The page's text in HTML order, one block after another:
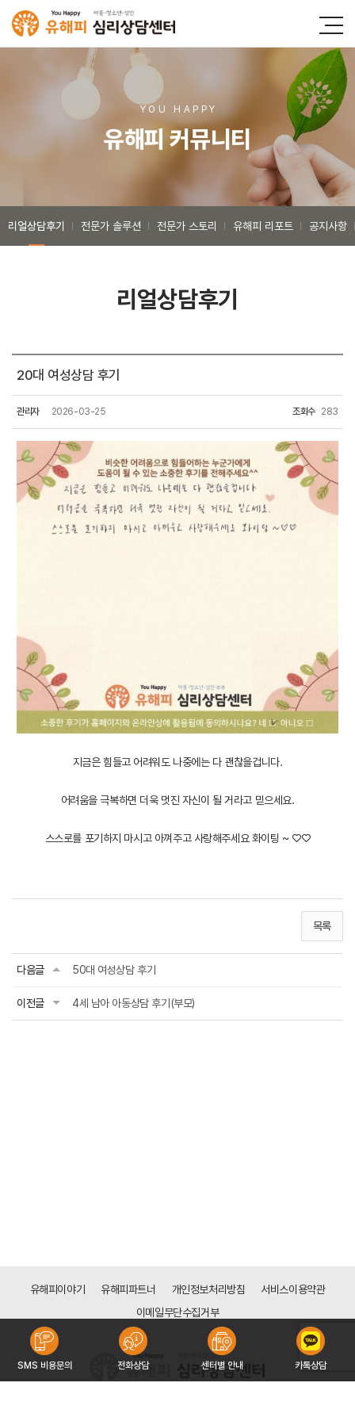
YOU HAPPY
유해피 커뮤니티
리얼상담후기 전문가 솔루션 전문가 스토리 유해피 리포트 공지사항
리얼상담후기
20대 여성상담 후기
관리자 2026-03-25 조회수 283
지금은 힘들고 어려워도 나중에는 다 괜찮을겁니다.
어려움을 극복하면 더욱 멋진 자신이 될 거라고 믿으세요.
스스로를 포기하지 마시고 아껴주고 사랑해주세요 화이팅 ~ ♡♡
목록
다음글 50대 여성상담 후기
이전글 4세 남아 아동상담 후기(부모)
유해피이야기 유해피파트너 개인정보처리방침
서비스이용약관
이메일무단수집거부
SMS 비용문의 전화상담 센터별 안내 카톡상담